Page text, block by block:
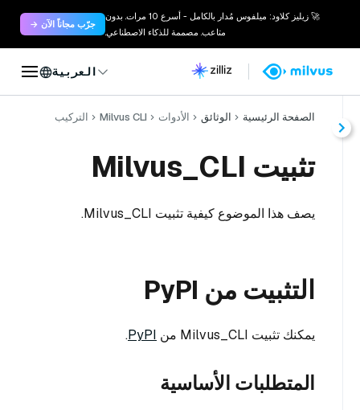
🚀 زيليز كلاود: ميلفوس مُدار بالكامل - أسرع 10 مرات. بدون
متاعب. مصممة للذكاء الاصطناعي.
جرّب مجاناً الآن →
العربية
الصفحة الرئيسية الوثائق الأدوات Milvus CLI التركيب
تثبيت Milvus_CLI
يصف هذا الموضوع كيفية تثبيت Milvus_CLI.
التثبيت من PyPI
يمكنك تثبيت Milvus_CLI من PyPI
.
المتطلبات الأساسية